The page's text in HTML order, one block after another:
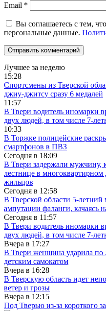
Email *
Вы соглашаетесь с тем,
персональные данные.
Лучшее за неделю
15:28
Спортсмены из Тверской
джиу-джитсу сразу 6 медалей
11:57
В Твери водитель иномарки
двух людей, в том числе 7-
10:33
В Торжке полицейские
смартфонов в ПВЗ
Сегодня в 18:09
В Твери задержали мужчину,
лестнице в
жильцов
Сегодня в 12:58
В Тверской области 5-
ампутации фаланги, качаясь
Сегодня в 11:57
В Твери водитель иномарки
двух людей, в том числе 7-
Вчера в 17:27
В Твери женщина ударила по
детским самокатом
Вчера в 16:28
В Тверскую область идет
ветер и грозы
Вчера в 12:15
Под Тверью из-за короткого